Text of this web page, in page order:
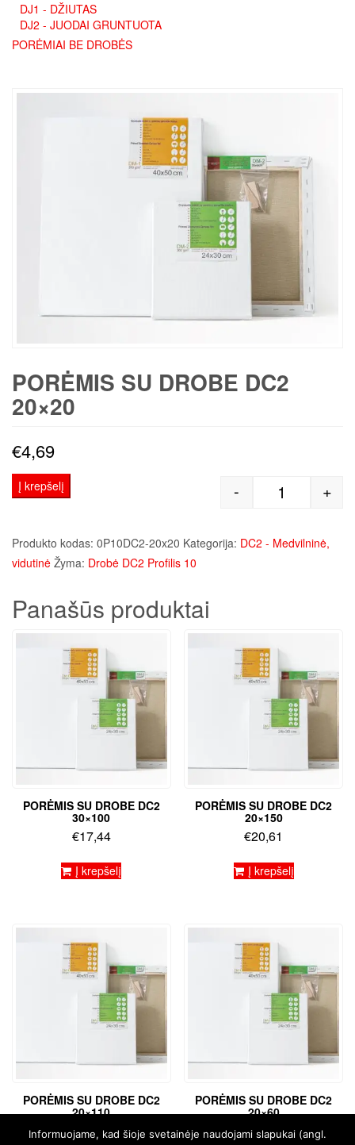
DJ1 - DŽIUTAS
DJ2 - JUODAI GRUNTUOTA
PORĖMIAI BE DROBĖS
PORĖMIS SU DROBE DC2
20×20
€4,69
produkto
- +
Į krepšelį
Produkto kodas: 0P10DC2-20x20 Kategorija: DC2 - Medvilninė,
vidutinė Žyma: Drobė DC2 Profilis 10
Panašūs produktai
PORĖMIS SU DROBE DC2
30×100
€17,44
Į krepšelį
PORĖMIS SU DROBE DC2
20×150
€20,61
Į krepšelį
PORĖMIS SU DROBE DC2
20×110
€16,22
PORĖMIS SU DROBE DC2
20×60
€ 8,12
Informuojame, kad šioje svetainėje naudojami slapukai (angl.